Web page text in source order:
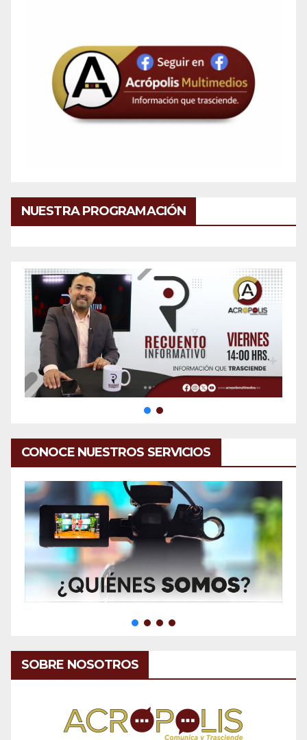
NUESTRA PROGRAMACIÓN
CONOCE NUESTROS SERVICIOS
SOBRE NOSOTROS